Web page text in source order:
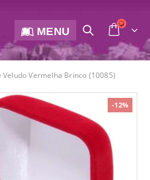
MENU
Veludo Vermelha Brinco (10085)
-12%